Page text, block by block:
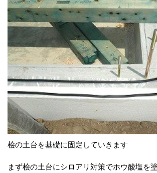
桧の土台を基礎に固定していきます
まず桧の土台にシロアリ対策でホウ酸塩を